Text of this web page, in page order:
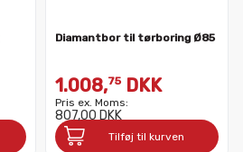
Diamantbor til tørboring Ø85
1.008,75 DKK
Pris ex. Moms:
807,00 DKK
Tilføj til kurven